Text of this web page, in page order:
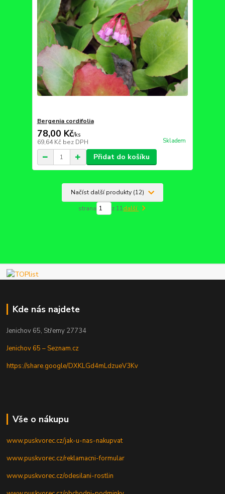
Bergenia cordifolia
78,00 Kč/ks
69,64 Kč bez DPH Skladem
Přidat do košíku
Načíst další produkty (12)
strana z 11další
Kde nás najdete
Jenichov 65, Střemy 27734
Jenichov 65 – Seznam.cz
https://share.google/DXKLGd4mLdzueV3Kv
Vše o nákupu
www.puskvorec.cz/jak-u-nas-nakupvat
www.puskvorec.cz/reklamacni-formular
www.puskvorec.cz/odesilani-rostlin